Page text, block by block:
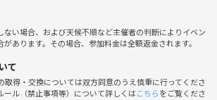
ない場合、および天候不順など主催者の判断によりイベン
があります。その場合、参加料金は全額返金されます。
て
取得・交換については双方同意のうえ慎重に行ってくださ
ール（禁止事項等）について詳しくはこちらをご覧くださ